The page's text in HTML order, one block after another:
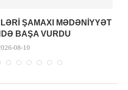
ŞAMAXI MƏDƏNIYYƏT
BAŞA VURDU
08-10